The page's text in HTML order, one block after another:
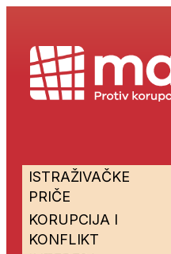
ISTRAŽIVAČKE
PRIČE
KORUPCIJA I
KONFLIKT